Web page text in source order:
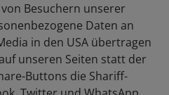
Besuchern unserer
Daten an
in den USA übertragen
unseren Seiten statt der
Buttons die Shariff-